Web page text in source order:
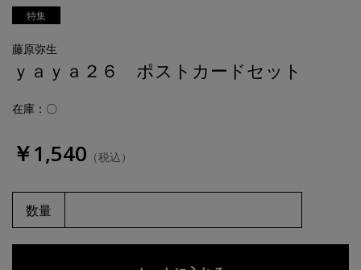
特集
藤原弥生
ｙａｙａ２６ ポストカードセット
在庫：〇
￥1,540 （税込）
数量